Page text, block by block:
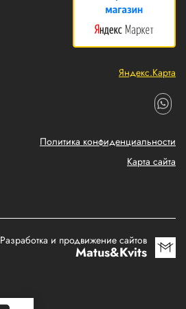
Яндекс.Карта
Политика конфиденциальности
Карта сайта
Разработка и продвижение сайтов
Matus&Kvits